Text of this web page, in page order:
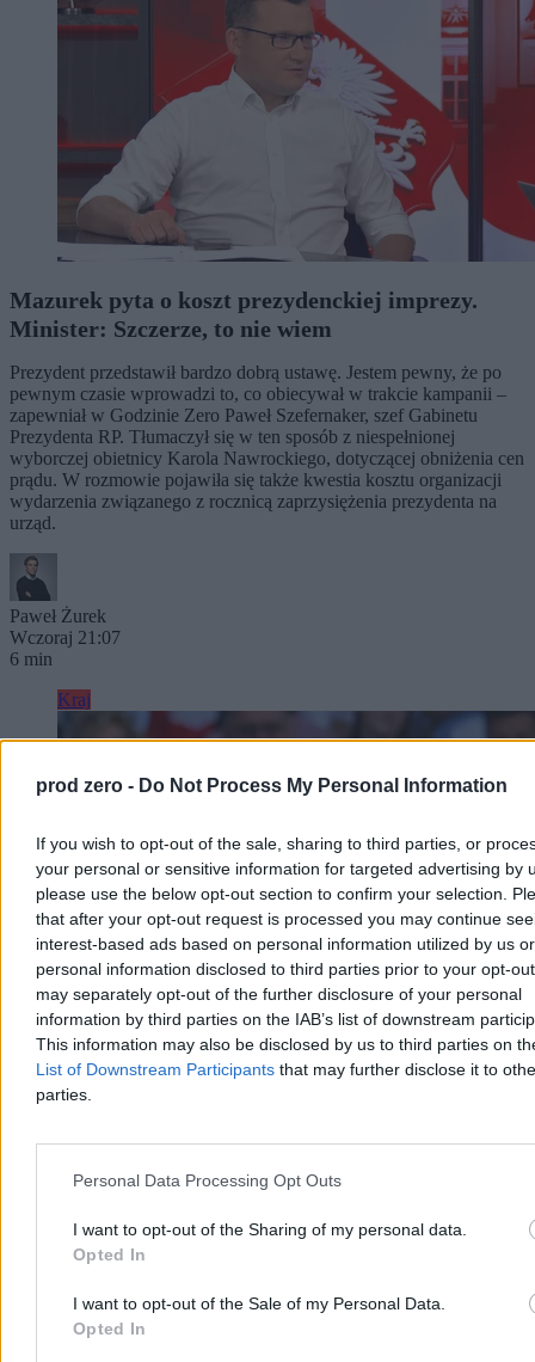
prod zero - Do Not Process My Personal Information
If you wish to opt-out of the sale, sharing to third parties, or
your personal or sensitive information for targeted advertising by
please use the below opt-out section to confirm your selection.
that after your opt-out request is processed you may continue
interest-based ads based on personal information utilized by us or
personal information disclosed to third parties prior to your opt-
may separately opt-out of the further disclosure of your personal
information by third parties on the IAB’s list of downstream
This information may also be disclosed by us to third parties on
List of Downstream Participants that may further disclose it to
parties.
Personal Data Processing Opt Outs
I want to opt-out of the Sharing of my personal data.
Opted In
I want to opt-out of the Sale of my Personal Data.
Opted In
Mazurek pyta o koszt prezydenckiej imprezy.
Minister: Szczerze, to nie wiem
Prezydent przedstawił bardzo dobrą ustawę. Jestem pewny, że po
pewnym czasie wprowadzi to, co obiecywał w trakcie kampanii –
zapewniał w Godzinie Zero Paweł Szefernaker, szef Gabinetu
Prezydenta RP. Tłumaczył się w ten sposób z niespełnionej
wyborczej obietnicy Karola Nawrockiego, dotyczącej obniżenia cen
prądu. W rozmowie pojawiła się także kwestia kosztu organizacji
wydarzenia związanego z rocznicą zaprzysiężenia prezydenta na
urząd.
Paweł Żurek
Wczoraj 21:07
6 min
Kraj
„Wygląda jak wejście do gry”. Nawrocki
zapowiada prezydencką strategię rozwoju
W ciągu kilku miesięcy zostanie zaprezentowana „prezydencka
strategia rozwoju”. Jej powstanie zapowiedział Karol Nawrocki w
przemówieniu podczas obchodów pierwszej rocznicy swojej
dla najbliższej kampanii parlamentarnej – powiedział.
Krzysztof Jabłonowski